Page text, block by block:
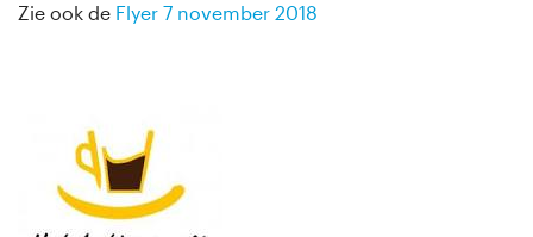
Zie ook de Flyer 7 november 2018